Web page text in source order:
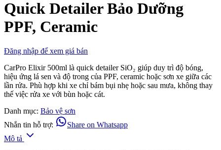
2
customer
Quick Detailer Bảo Dưỡng
PPF, Ceramic
Đăng nhập để xem giá bán
CarPro Elixir 500ml là quick detailer SiO₂ giúp duy trì độ bóng,
hiệu ứng lá sen và độ trong của PPF, ceramic hoặc sơn xe giữa các
lần rửa. Phù hợp khi xe chỉ bám bụi nhẹ hoặc sau mưa, không thay
thế việc rửa xe với bùn hoặc cát.
Danh mục: Bảo vệ sơn
Nhắn tin hỗ trợ:
Share on Whatsapp
Mô tả